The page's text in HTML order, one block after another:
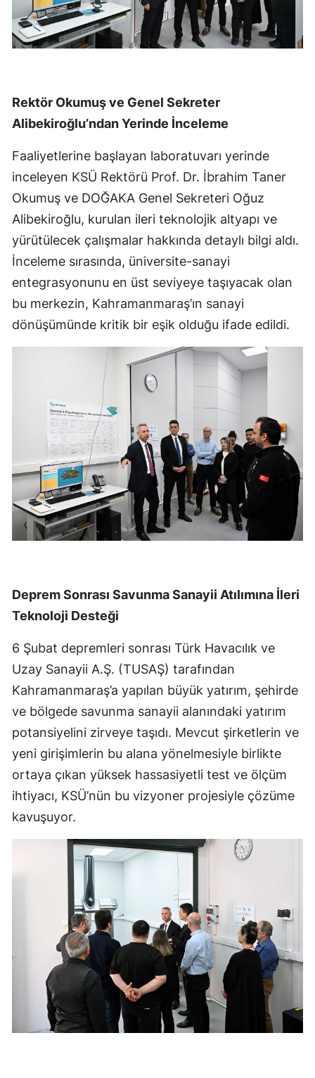
Rektör Okumuş ve Genel Sekreter
Alibekiroğlu’ndan Yerinde İnceleme
Faaliyetlerine başlayan laboratuvarı yerinde
inceleyen KSÜ Rektörü Prof. Dr. İbrahim Taner
Okumuş ve DOĞAKA Genel Sekreteri Oğuz
Alibekiroğlu, kurulan ileri teknolojik altyapı ve
yürütülecek çalışmalar hakkında detaylı bilgi aldı.
İnceleme sırasında, üniversite-sanayi
entegrasyonunu en üst seviyeye taşıyacak olan
bu merkezin, Kahramanmaraş’ın sanayi
dönüşümünde kritik bir eşik olduğu ifade edildi.
Deprem Sonrası Savunma Sanayii Atılımına İleri
Teknoloji Desteği
6 Şubat depremleri sonrası Türk Havacılık ve
Uzay Sanayii A.Ş. (TUSAŞ) tarafından
Kahramanmaraş’a yapılan büyük yatırım, şehirde
ve bölgede savunma sanayii alanındaki yatırım
potansiyelini zirveye taşıdı. Mevcut şirketlerin ve
yeni girişimlerin bu alana yönelmesiyle birlikte
ortaya çıkan yüksek hassasiyetli test ve ölçüm
ihtiyacı, KSÜ’nün bu vizyoner projesiyle çözüme
kavuşuyor.